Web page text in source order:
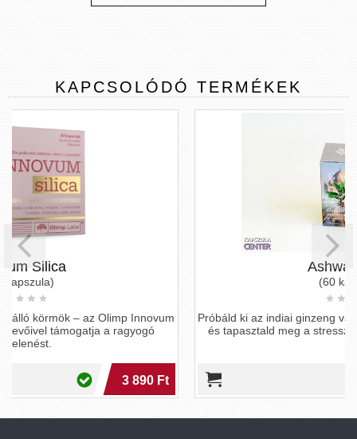
KAPCSOLÓDÓ TERMÉKEK
Próbáld ki az indiai ginzeng varázsát a GAL Ashwagandhával,
és tapasztald meg a stresszmentes, energikus életérzést!